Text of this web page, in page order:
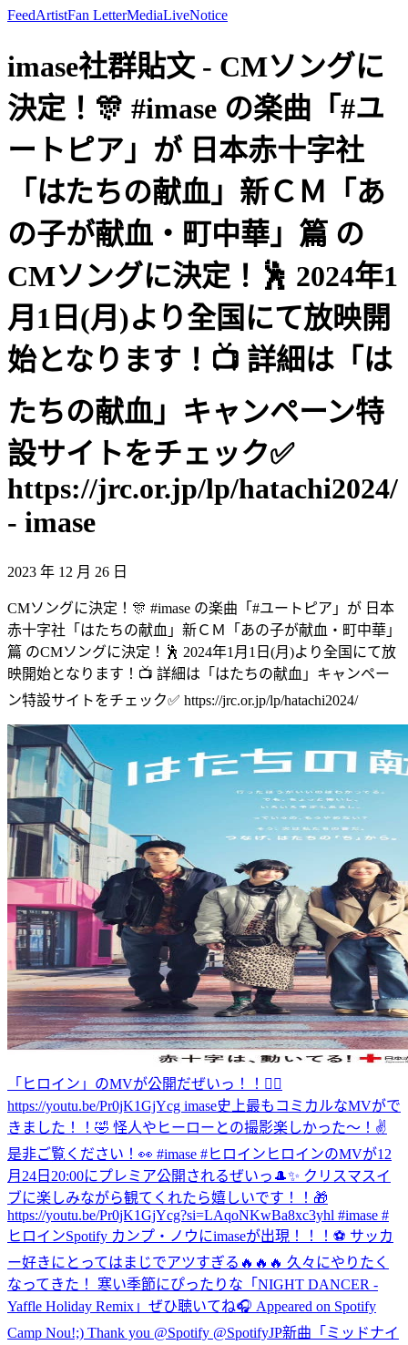
FeedArtistFan LetterMediaLiveNotice
imase社群貼文 - CMソングに
決定！🎊 #imase の楽曲「#ユ
ートピア」が 日本赤十字社
「はたちの献血」新ＣＭ「あ
の子が献血・町中華」篇 の
CMソングに決定！🕺 2024年1
月1日(月)より全国にて放映開
始となります！📺 詳細は「は
たちの献血」キャンペーン特
設サイトをチェック✅
https://jrc.or.jp/lp/hatachi2024/
- imase
2023 年 12 月 26 日
CMソングに決定！🎊 #imase の楽曲「#ユートピア」が 日本
赤十字社「はたちの献血」新ＣＭ「あの子が献血・町中華」
篇 のCMソングに決定！🕺 2024年1月1日(月)より全国にて放
映開始となります！📺 詳細は「はたちの献血」キャンペー
ン特設サイトをチェック✅ https://jrc.or.jp/lp/hatachi2024/
「ヒロイン」のMVが公開だぜいっ！！🦸‍♀️
https://youtu.be/Pr0jK1GjYcg imase史上最もコミカルなMVがで
きました！！🤣 怪人やヒーローとの撮影楽しかった〜！✌️
是非ご覧ください！👀 #imase #ヒロイン ヒロインのMVが12
月24日20:00にプレミア公開されるぜいっ🎩✨ クリスマスイ
ブに楽しみながら観てくれたら嬉しいです！！🎁
https://youtu.be/Pr0jK1GjYcg?si=LAqoNKwBa8xc3yhl #imase #
ヒロインSpotify カンプ・ノウにimaseが出現！！！⚽️ サッカ
ー好きにとってはまじでアツすぎる🔥🔥🔥 久々にやりたく
なってきた！ 寒い季節にぴったりな「NIGHT DANCER -
Yaffle Holiday Remix」ぜひ聴いてね🎧 Appeared on Spotify
Camp Nou!;) Thank you @Spotify @SpotifyJP新曲「ミッドナイ